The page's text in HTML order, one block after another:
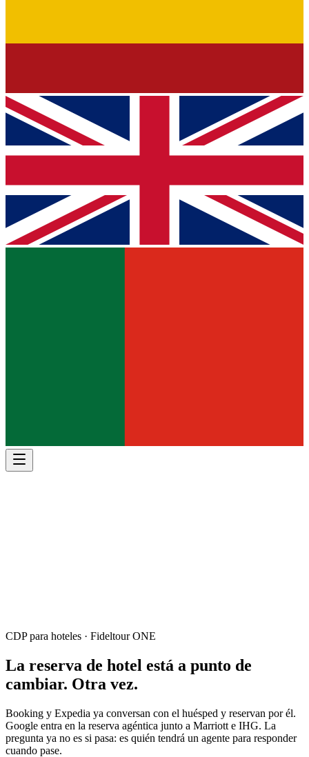
CDP para hoteles · Fideltour ONE
La reserva de hotel está a punto de
cambiar. Otra vez.
Booking y Expedia ya conversan con el huésped y reservan por él.
Google entra en la reserva agéntica junto a Marriott e IHG. La
pregunta ya no es si pasa: es quién tendrá un agente para responder
cuando pase.